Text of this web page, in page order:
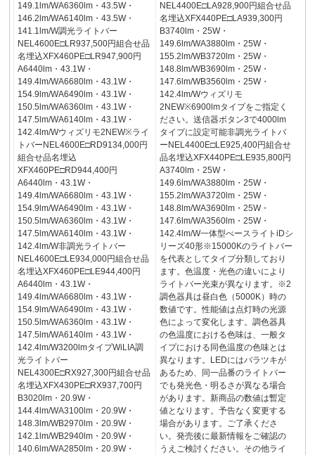
149.1lm/WA6360lm・43.5W・
146.2lm/WA6140lm・43.5W・
141.1lm/W調光ライトバー
NEL4600E□LR937,500円組合せ品
名埋込XFX460PE□LR947,900円
A6440lm・43.1W・
149.4lm/WA6680lm・43.1W・
154.9lm/WA6490lm・43.1W・
150.5lm/WA6360lm・43.1W・
147.5lm/WA6140lm・43.1W・
142.4lm/Wウィズリモ2NEW※ライ
トバーNEL4600E□RD9134,000円
組合せ品名埋込
XFX460PE□RD944,400円
A6440lm・43.1W・
149.4lm/WA6680lm・43.1W・
154.9lm/WA6490lm・43.1W・
150.5lm/WA6360lm・43.1W・
147.5lm/WA6140lm・43.1W・
142.4lm/W非調光ライトバー
NEL4600E□LE934,000円組合せ品
名埋込XFX460PE□LE944,400円
A6440lm・43.1W・
149.4lm/WA6680lm・43.1W・
154.9lm/WA6490lm・43.1W・
150.5lm/WA6360lm・43.1W・
147.5lm/WA6140lm・43.1W・
142.4lm/W3200lmタイプWiLIA調
光ライトバー
NEL4300E□RX927,300円組合せ品
名埋込XFX430PE□RX937,700円
B3020lm・20.9W・
144.4lm/WA3100lm・20.9W・
148.3lm/WB2970lm・20.9W・
142.1lm/WB2940lm・20.9W・
140.6lm/WA2850lm・20.9W・
NEL4400E□LA928,900円組合せ品
名埋込XFX440PE□LA939,300円
B3740lm・25W・
149.6lm/WA3880lm・25W・
155.2lm/WB3720lm・25W・
148.8lm/WB3690lm・25W・
147.6lm/WB3560lm・25W・
142.4lm/Wウィズリモ
2NEW※6900lmタイプをご指定く
ださい。送信器ボタン3で4000lm
タイプに設定可能非調光ライトバ
ーNEL4400E□LE925,400円組合せ
品名埋込XFX440PE□LE935,800円
A3740lm・25W・
149.6lm/WA3880lm・25W・
155.2lm/WA3720lm・25W・
148.8lm/WA3690lm・25W・
147.6lm/WA3560lm・25W・
142.4lm/W一体型べースライトiDシ
リーズ40形※15000Kのライトバー
を代表としてタイプ分類しており
ます。色温度・光色の違いにより
ライトバー光束が異なります。※2
調色器具は昼白色（5000K）時の
数値です。性能値は点灯時の光源
色によって変化します。調色器具
の色温度における色味は、一般タ
イプにおける同色温度の色味とは
異なります。LEDにはバラツキが
あるため、同一品番のライトバー
でも発光色・明るさが異なる場合
があります。新商品の数値は暫定
値となります。予告なく変更する
場合があります。ご了承くださ
い。発売後に最新情報をご確認の
うえご検討ください。その他ライ